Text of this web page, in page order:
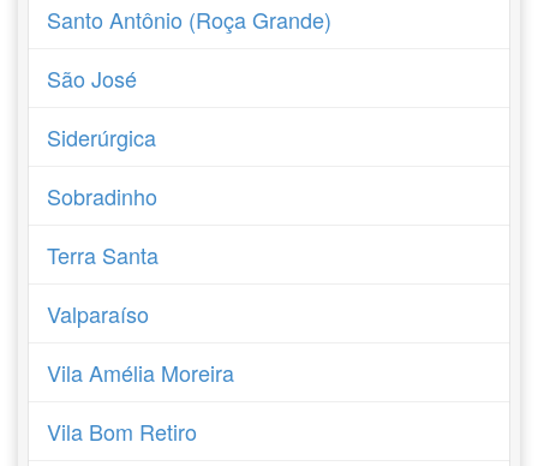
Santo Antônio (Roça Grande)
São José
Siderúrgica
Sobradinho
Terra Santa
Valparaíso
Vila Amélia Moreira
Vila Bom Retiro